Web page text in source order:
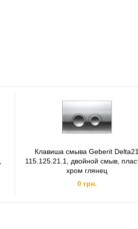
Клавиша смыва Geberit Delta21
115.125.21.1, двойной смыв,
хром глянец
0 грн.